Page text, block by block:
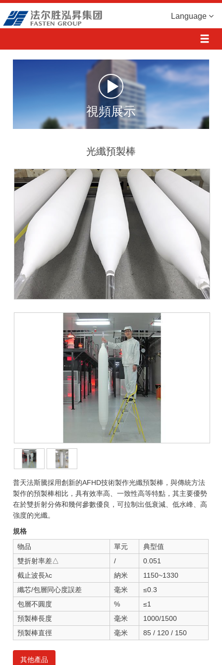
Language
視頻展示
光纖預製棒
普天法斯騰採用創新的AFHD技術製作光纖預製棒，與傳統方法
製作的預製棒相比，具有效率高、一致性高等特點，其主要優勢
在於雙折射分佈和幾何參數優良，可拉制出低衰減、低水峰、高
強度的光纖。
規格
物品
單元
典型值
雙折射率差△
/
0.051
截止波長λc
納米
1150~1330
纖芯/包層同心度誤差
毫米
≤0.3
包層不圓度
%
≤1
預製棒長度
毫米
1000/1500
預製棒直徑
毫米 85 / 120 / 150
其他產品